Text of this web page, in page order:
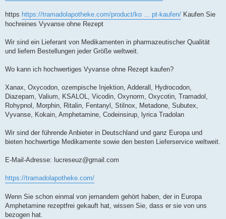
https https://tramadolapotheke.com/product/ko ... pt-kaufen/ Kaufen Sie
hochreines Vyvanse ohne Rezept
Wir sind ein Lieferant von Medikamenten in pharmazeutischer Qualität
und liefern Bestellungen jeder Größe weltweit.
Wo kann ich hochwertiges Vyvanse ohne Rezept kaufen?
Xanax, Oxycodon, ozempische Injektion, Adderall, Hydrocodon,
Diazepam, Valium, KSALOL, Vicodin, Oxynorm, Oxycotin, Tramadol,
Rohypnol, Morphin, Ritalin, Fentanyl, Stilnox, Metadone, Subutex,
Vyvanse, Kokain, Amphetamine, Codeinsirup, lyrica Tradolan
Wir sind der führende Anbieter in Deutschland und ganz Europa und
bieten hochwertige Medikamente sowie den besten Lieferservice weltweit.
E-Mail-Adresse: lucreseuz@gmail.com
https://tramadolapotheke.com/
Wenn Sie schon einmal von jemandem gehört haben, der in Europa
Amphetamine rezeptfrei gekauft hat, wissen Sie, dass er sie von uns
bezogen hat.